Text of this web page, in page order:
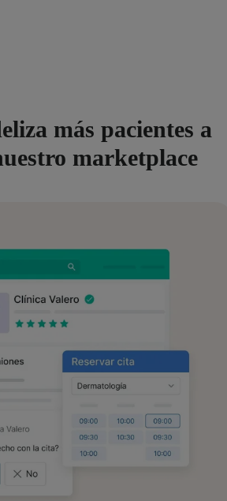
más pacientes a
marketplace